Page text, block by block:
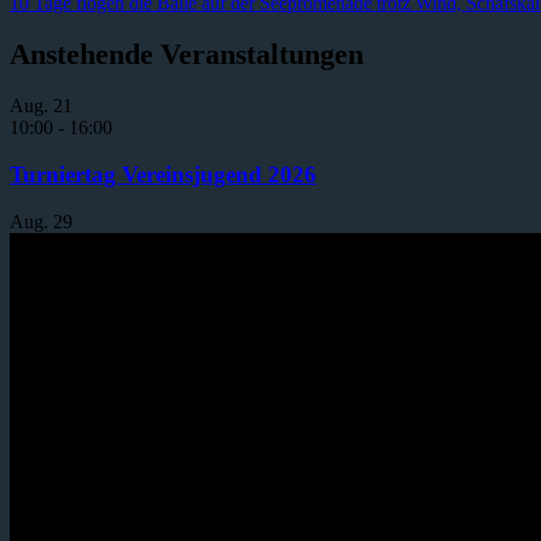
Beitragsnavigation
Anstehende Veranstaltungen
Aug. 21
10:00 - 16:00
Turniertag Vereinsjugend 2026
Aug. 29